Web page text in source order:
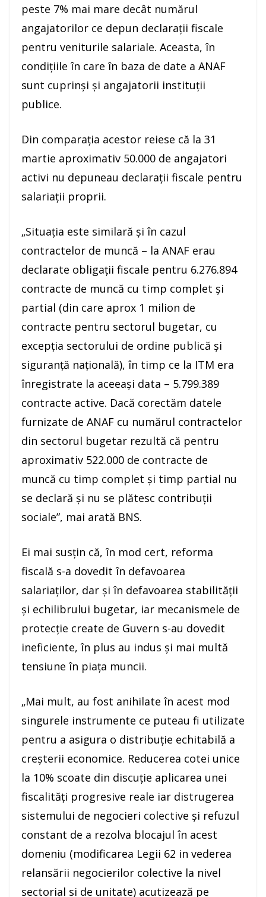
peste 7% mai mare decât numărul
angajatorilor ce depun declaraţii fiscale
pentru veniturile salariale. Aceasta, în
condiţiile în care în baza de date a ANAF
sunt cuprinşi şi angajatorii instituţii
publice.
Din comparaţia acestor reiese că la 31
martie aproximativ 50.000 de angajatori
activi nu depuneau declaraţii fiscale pentru
salariaţii proprii.
„Situaţia este similară şi în cazul
contractelor de muncă – la ANAF erau
declarate obligaţii fiscale pentru 6.276.894
contracte de muncă cu timp complet şi
partial (din care aprox 1 milion de
contracte pentru sectorul bugetar, cu
excepţia sectorului de ordine publică şi
siguranţă naţională), în timp ce la ITM era
înregistrate la aceeaşi data – 5.799.389
contracte active. Dacă corectăm datele
furnizate de ANAF cu numărul contractelor
din sectorul bugetar rezultă că pentru
aproximativ 522.000 de contracte de
muncă cu timp complet şi timp partial nu
se declară şi nu se plătesc contribuţii
sociale”, mai arată BNS.
Ei mai susţin că, în mod cert, reforma
fiscală s-a dovedit în defavoarea
salariaţilor, dar şi în defavoarea stabilităţii
şi echilibrului bugetar, iar mecanismele de
protecţie create de Guvern s-au dovedit
ineficiente, în plus au indus şi mai multă
tensiune în piaţa muncii.
„Mai mult, au fost anihilate în acest mod
singurele instrumente ce puteau fi utilizate
pentru a asigura o distribuţie echitabilă a
creşterii economice. Reducerea cotei unice
la 10% scoate din discuţie aplicarea unei
fiscalităţi progresive reale iar distrugerea
sistemului de negocieri colective şi refuzul
constant de a rezolva blocajul în acest
domeniu (modificarea Legii 62 in vederea
relansării negocierilor colective la nivel
sectorial si de unitate) acutizează pe